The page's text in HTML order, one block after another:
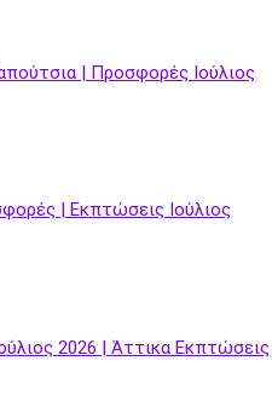
| Προσφορές Ιούλιος
| Εκπτώσεις Ιούλιος
2026 | Άττικα Εκπτώσεις